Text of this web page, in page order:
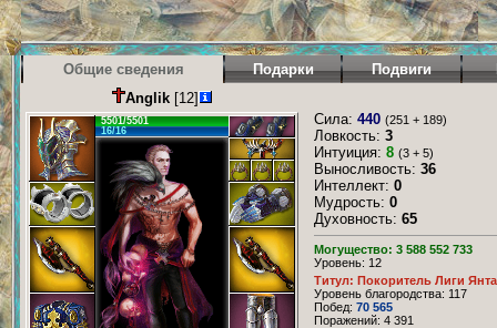
Общие сведения Подарки Подвиги
Anglik [12]
5501/5501
16/16
Сила: 440 (251 + 189)
Ловкость: 3
Интуиция: 8 (3 + 5)
Выносливость: 36
Интеллект: 0
Мудрость: 0
Духовность: 65
Могущество: 3 588 552 733
Уровень: 12
Титул: Покоритель Лиги
Уровень благородства: 117
Побед: 70 565
Поражений: 4 391